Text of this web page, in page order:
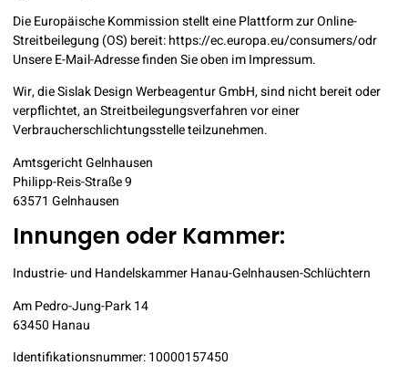
Die Europäische Kommission stellt eine Plattform zur Online-
Streitbeilegung (OS) bereit:https://ec.europa.eu/consumers/odr
Unsere E-Mail-Adresse finden Sie oben im Impressum.
Wir, die Sislak Design Werbeagentur GmbH, sind nicht bereit oder
verpflichtet, an Streitbeilegungsverfahren vor einer
Verbraucherschlichtungsstelle teilzunehmen.
Amtsgericht Gelnhausen
Philipp-Reis-Straße 9
63571 Gelnhausen
Innungen oder Kammer:
Industrie- und Handelskammer Hanau-Gelnhausen-Schlüchtern
Am Pedro-Jung-Park 14
63450 Hanau
Identifikationsnummer: 10000157450